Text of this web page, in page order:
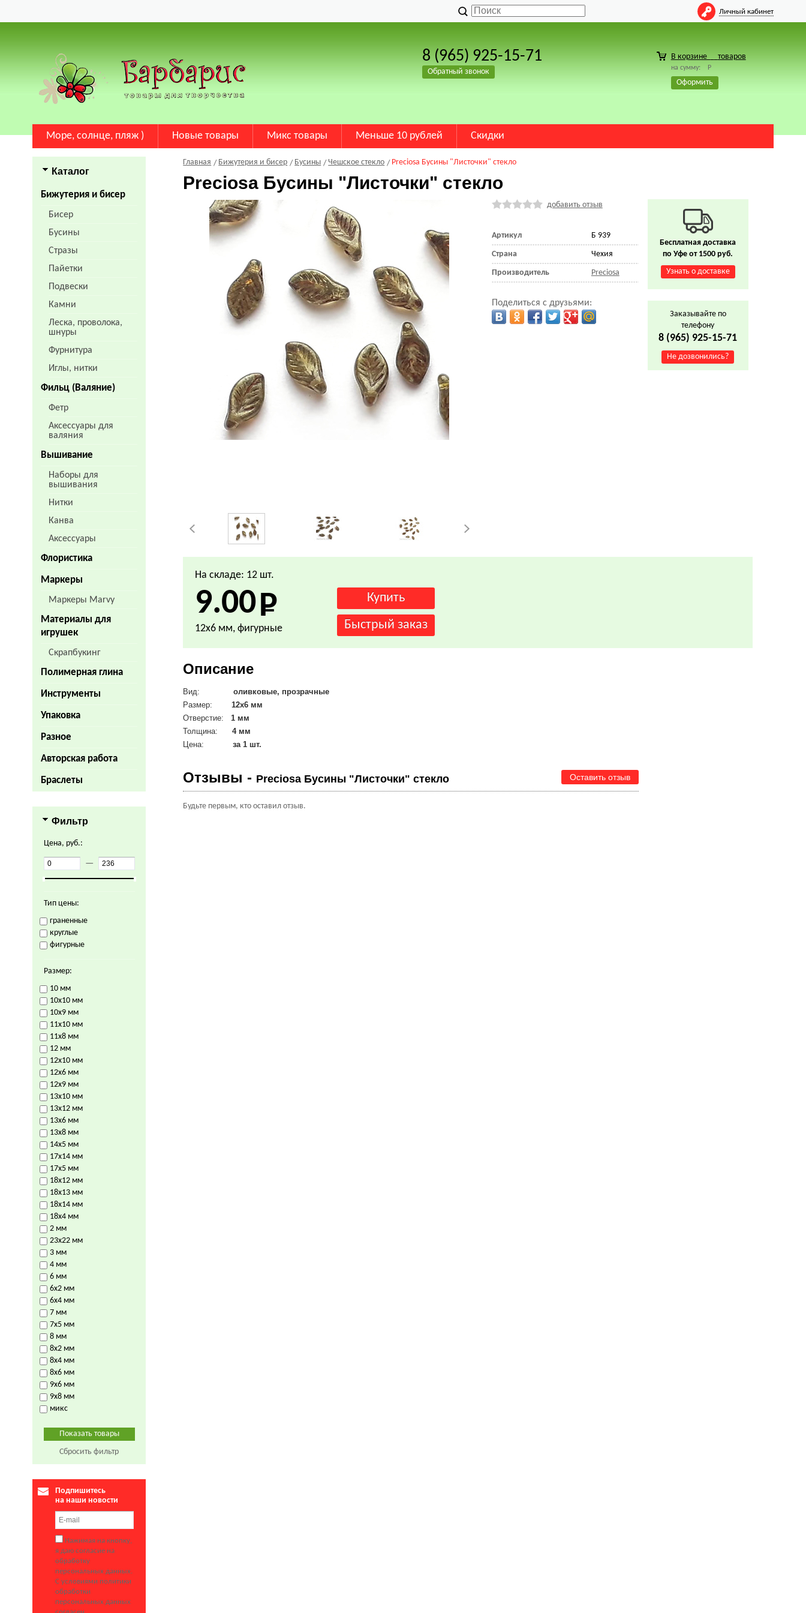
Личный кабинет
8 (965) 925-15-71
Обратный звонок
В корзине товаров
на сумму: Р
Оформить
Море, солнце, пляж ) Новые товары Микс товары Меньше 10 рублей Скидки
Каталог
Бижутерия и бисер
Бисер
Бусины
Стразы
Пайетки
Подвески
Камни
Леска, проволока,
шнуры
Фурнитура
Иглы, нитки
Фильц (Валяние)
Фетр
Аксессуары для
валяния
Вышивание
Наборы для
вышивания
Нитки
Канва
Аксессуары
Флористика
Маркеры
Маркеры Marvy
Материалы для
игрушек
Скрапбукинг
Полимерная глина
Инструменты
Упаковка
Разное
Авторская работа
Браслеты
Фильтр
Цена, руб.:
—
Тип цены:
граненные
круглые
фигурные
Размер:
10 мм
10х10 мм
10х9 мм
11х10 мм
11х8 мм
12 мм
12х10 мм
12х6 мм
12х9 мм
13х10 мм
13х12 мм
13х6 мм
13х8 мм
14х5 мм
17х14 мм
17х5 мм
18х12 мм
18х13 мм
18х14 мм
18х4 мм
2 мм
23х22 мм
3 мм
4 мм
6 мм
6х2 мм
6х4 мм
7 мм
7х5 мм
8 мм
8х2 мм
8х4 мм
8х6 мм
9х6 мм
9х8 мм
микс
Сбросить фильтр
Подпишитесь
на наши новости
Нажимая на кнопку,
я даю согласие на
обработку
персональных данных.
С условиями политики
обработки
персональных данных
Главная Бижутерия и бисер Бусины Чешское стекло Preciosa Бусины "Листочки" стекло
Preciosa Бусины "Листочки" стекло
добавить отзыв
Артикул Б 939
Страна Чехия
Производитель Preciosa
Поделиться с друзьями:
На складе: 12 шт.
9.00
12х6 мм, фигурные
Описание
Вид:
оливковые, прозрачные
Размер:
12х6 мм
Отверстие:1 мм
Толщина: 4 мм
Цена:
за 1 шт.
Отзывы - Preciosa Бусины "Листочки" стекло Оставить отзыв
Будьте первым, кто оставил отзыв.
Бесплатная доставка
по Уфе от 1500 руб.
Узнать о доставке
Заказывайте по
телефону
8 (965) 925-15-71
Не дозвонились?